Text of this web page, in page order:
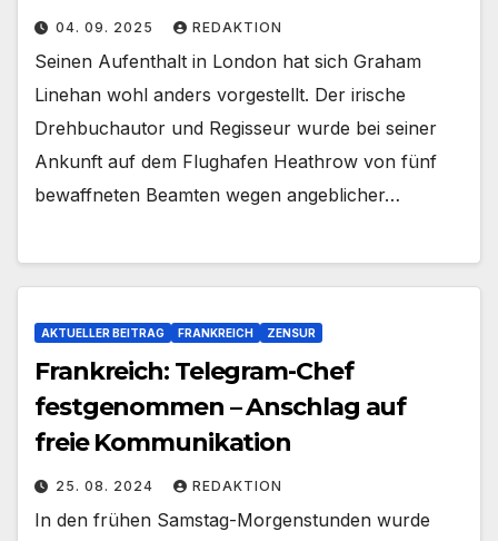
04. 09. 2025 REDAKTION
Seinen Aufenthalt in London hat sich Graham
Linehan wohl anders vorgestellt. Der irische
Drehbuchautor und Regisseur wurde bei seiner
Ankunft auf dem Flughafen Heathrow von fünf
bewaffneten Beamten wegen angeblicher…
AKTUELLER BEITRAG FRANKREICH ZENSUR
Frankreich: Telegram-Chef
festgenommen – Anschlag auf
freie Kommunikation
25. 08. 2024 REDAKTION
In den frühen Samstag-Morgenstunden wurde